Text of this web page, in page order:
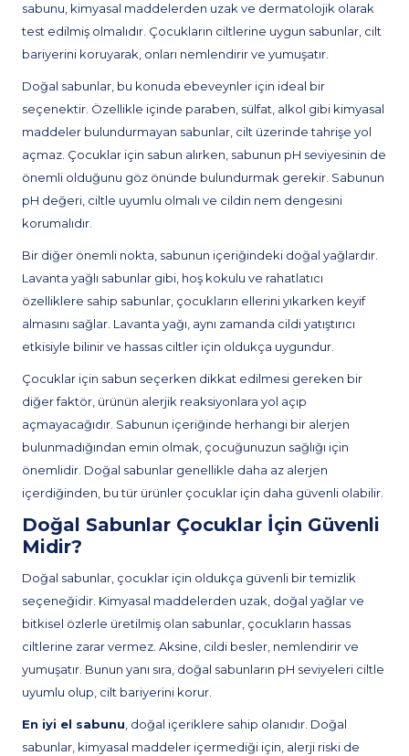
sabunu, kimyasal maddelerden uzak ve dermatolojik olarak
test edilmiş olmalıdır. Çocukların ciltlerine uygun sabunlar, cilt
bariyerini koruyarak, onları nemlendirir ve yumuşatır.
Doğal sabunlar, bu konuda ebeveynler için ideal bir
seçenektir. Özellikle içinde paraben, sülfat, alkol gibi kimyasal
maddeler bulundurmayan sabunlar, cilt üzerinde tahrişe yol
açmaz. Çocuklar için sabun alırken, sabunun pH seviyesinin de
önemli olduğunu göz önünde bulundurmak gerekir. Sabunun
pH değeri, ciltle uyumlu olmalı ve cildin nem dengesini
korumalıdır.
Bir diğer önemli nokta, sabunun içeriğindeki doğal yağlardır.
Lavanta yağlı sabunlar gibi, hoş kokulu ve rahatlatıcı
özelliklere sahip sabunlar, çocukların ellerini yıkarken keyif
almasını sağlar. Lavanta yağı, aynı zamanda cildi yatıştırıcı
etkisiyle bilinir ve hassas ciltler için oldukça uygundur.
Çocuklar için sabun seçerken dikkat edilmesi gereken bir
diğer faktör, ürünün alerjik reaksiyonlara yol açıp
açmayacağıdır. Sabunun içeriğinde herhangi bir alerjen
bulunmadığından emin olmak, çocuğunuzun sağlığı için
önemlidir. Doğal sabunlar genellikle daha az alerjen
içerdiğinden, bu tür ürünler çocuklar için daha güvenli olabilir.
Doğal Sabunlar Çocuklar İçin Güvenli
Midir?
Doğal sabunlar, çocuklar için oldukça güvenli bir temizlik
seçeneğidir. Kimyasal maddelerden uzak, doğal yağlar ve
bitkisel özlerle üretilmiş olan sabunlar, çocukların hassas
ciltlerine zarar vermez. Aksine, cildi besler, nemlendirir ve
yumuşatır. Bunun yanı sıra, doğal sabunların pH seviyeleri ciltle
uyumlu olup, cilt bariyerini korur.
En iyi el sabunu , doğal içeriklere sahip olanıdır. Doğal
sabunlar, kimyasal maddeler içermediği için, alerji riski de